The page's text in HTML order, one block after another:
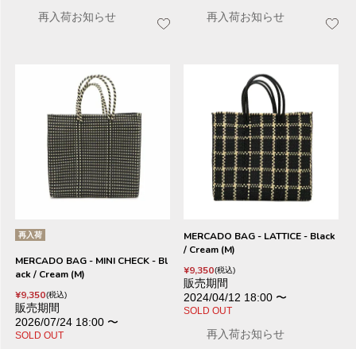
再入荷お知らせ 再入荷お知らせ
再入荷
MERCADO BAG - MINI CHECK - Bl
ack / Cream (M)
¥9,350 税込
販売期間
2026/07/24 18:00 〜
SOLD OUT
MERCADO BAG - LATTICE - Black
/ Cream (M)
¥9,350 税込
販売期間
2024/04/12 18:00 〜
SOLD OUT
再入荷お知らせ